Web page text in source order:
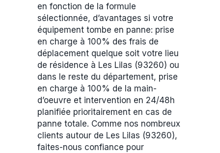
en fonction de la formule
sélectionnée, d’avantages si votre
équipement tombe en panne: prise
en charge à 100% des frais de
déplacement quelque soit votre lieu
de résidence à Les Lilas (93260) ou
dans le reste du département, prise
en charge à 100% de la main-
d’oeuvre et intervention en 24/48h
planifiée prioritairement en cas de
panne totale. Comme nos nombreux
clients autour de Les Lilas (93260),
faites-nous confiance pour